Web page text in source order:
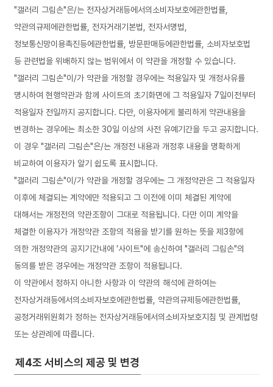
"갤러리 그림손"은/는 전자상거래등에서의소비자보호에관한법률,
약관의규제에관한법률, 전자거래기본법, 전자서명법,
정보통신망이용촉진등에관한법률, 방문판매등에관한법률, 소비자보호법
등 관련법을 위배하지 않는 범위에서 이 약관을 개정할 수 있습니다.
"갤러리 그림손"이/가 약관을 개정할 경우에는 적용일자 및 개정사유를
명시하여 현행약관과 함께 사이트의 초기화면에 그 적용일자 7일이전부터
적용일자 전일까지 공지합니다. 다만, 이용자에게 불리하게 약관내용을
변경하는 경우에는 최소한 30일 이상의 사전 유예기간을 두고 공지합니다.
이 경우 "갤러리 그림손"은/는 개정전 내용과 개정후 내용을 명확하게
비교하여 이용자가 알기 쉽도록 표시합니다.
"갤러리 그림손"이/가 약관을 개정할 경우에는 그 개정약관은 그 적용일자
이후에 체결되는 계약에만 적용되고 그 이전에 이미 체결된 계약에
대해서는 개정전의 약관조항이 그대로 적용됩니다. 다만 이미 계약을
체결한 이용자가 개정약관 조항의 적용을 받기를 원하는 뜻을 제3항에
의한 개정약관의 공지기간내에 '사이트"에 송신하여 "갤러리 그림손"의
동의를 받은 경우에는 개정약관 조항이 적용됩니다.
이 약관에서 정하지 아니한 사항과 이 약관의 해석에 관하여는
전자상거래등에서의소비자보호에관한법률, 약관의규제등에관한법률,
공정거래위원회가 정하는 전자상거래등에서의소비자보호지침 및 관계법령
또는 상관례에 따릅니다.
제4조 서비스의 제공 및 변경